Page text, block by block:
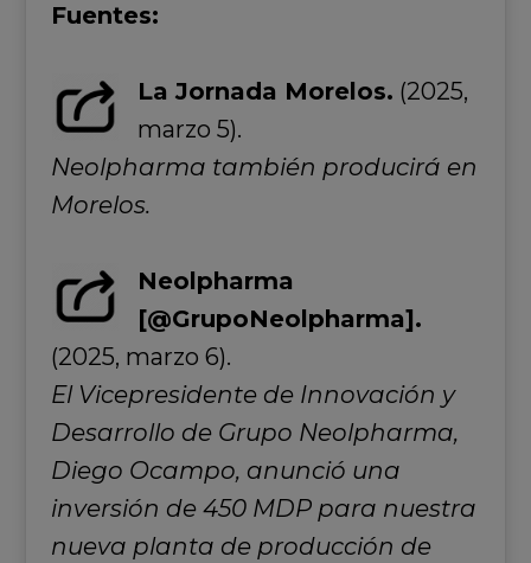
Fuentes:
La Jornada Morelos. (2025,
marzo 5).
Neolpharma también producirá en
Morelos.
Neolpharma
[@GrupoNeolpharma].
(2025, marzo 6).
El Vicepresidente de Innovación y
Desarrollo de Grupo Neolpharma,
Diego Ocampo, anunció una
inversión de 450 MDP para nuestra
nueva planta de producción de